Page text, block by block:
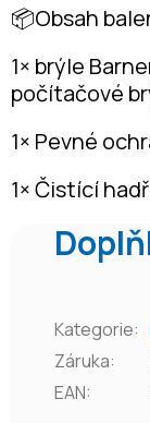
📦Obsah
1× brýle
počítačové
1× Pevné
1× Čistící
Kategorie:
Záruka:
EAN: